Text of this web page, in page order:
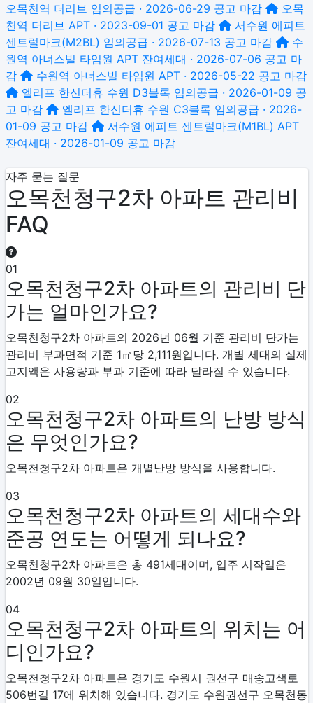
오목천역 더리브 임의공급 · 2026-06-29 공고 마감
오목
천역 더리브 APT · 2023-09-01 공고 마감
서수원 에피트
센트럴마크(M2BL) 임의공급 · 2026-07-13 공고 마감
수
원역 아너스빌 타임원 APT 잔여세대 · 2026-07-06 공고 마
감
수원역 아너스빌 타임원 APT · 2026-05-22 공고 마감
엘리프 한신더휴 수원 D3블록 임의공급 · 2026-01-09 공
고 마감 엘리프 한신더휴 수원 C3블록 임의공급 · 2026-
01-09 공고 마감 서수원 에피트 센트럴마크(M1BL) APT
잔여세대 · 2026-01-09 공고 마감
자주 묻는 질문
오목천청구2차 아파트 관리비
FAQ
01
오목천청구2차 아파트의 관리비 단
가는 얼마인가요?
오목천청구2차 아파트의 2026년 06월 기준 관리비 단가는
관리비 부과면적 기준 1㎡당 2,111원입니다. 개별 세대의 실제
고지액은 사용량과 부과 기준에 따라 달라질 수 있습니다.
02
오목천청구2차 아파트의 난방 방식
은 무엇인가요?
오목천청구2차 아파트은 개별난방 방식을 사용합니다.
03
오목천청구2차 아파트의 세대수와
준공 연도는 어떻게 되나요?
오목천청구2차 아파트은 총 491세대이며, 입주 시작일은
2002년 09월 30일입니다.
04
오목천청구2차 아파트의 위치는 어
디인가요?
오목천청구2차 아파트은 경기도 수원시 권선구 매송고색로
506번길 17에 위치해 있습니다. 경기도 수원권선구 오목천동